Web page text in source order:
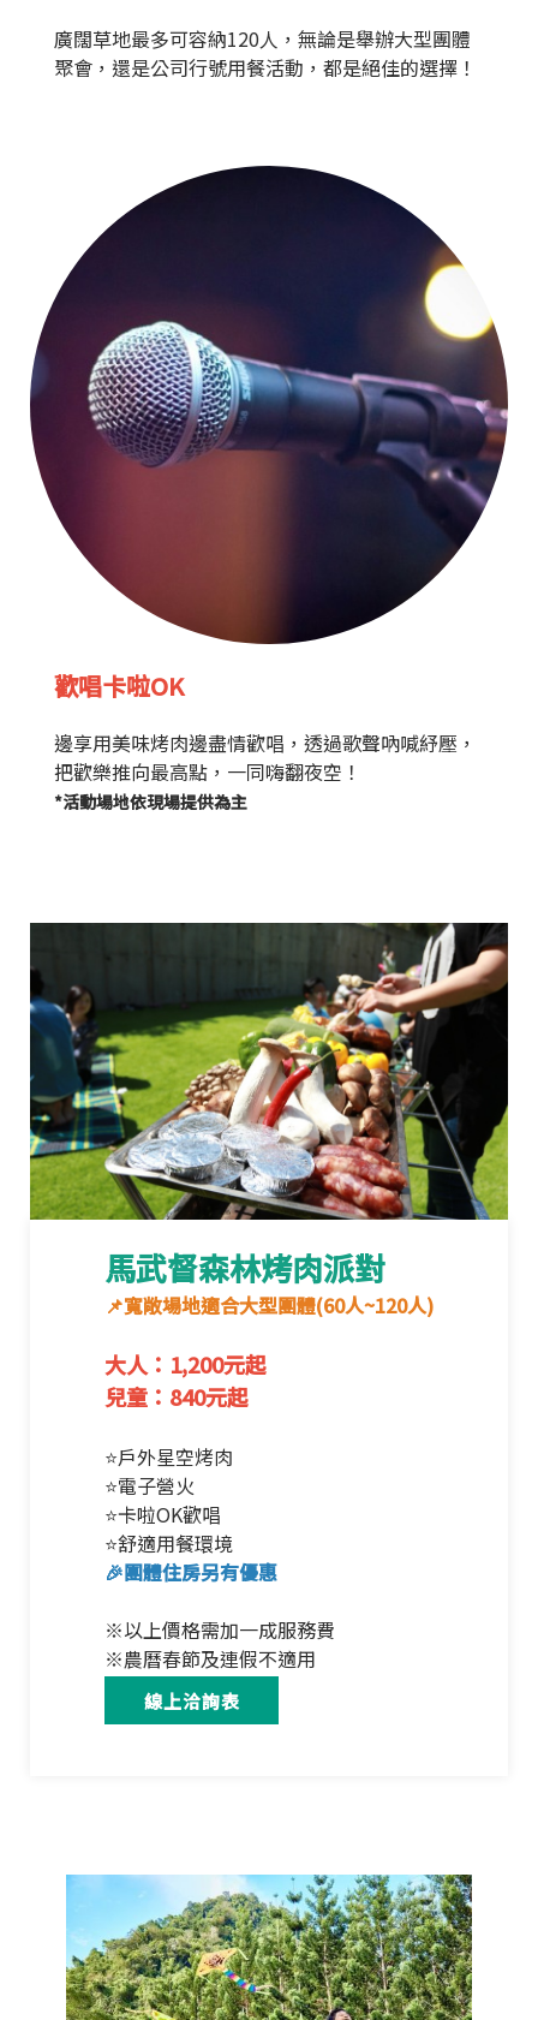
廣闊草地最多可容納120人，無論是舉辦大型團體
聚會，還是公司行號用餐活動，都是絕佳的選擇！
歡唱卡啦OK
邊享用美味烤肉邊盡情歡唱，透過歌聲吶喊紓壓，
把歡樂推向最高點，一同嗨翻夜空！
*活動場地依現場提供為主
馬武督森林烤肉派對
📌寬敞場地適合大型團體(60人~120人)
大人：1,200元起
兒童：840元起
⭐戶外星空烤肉
⭐電子營火
⭐卡啦OK歡唱
⭐舒適用餐環境
🎉團體住房另有優惠
※以上價格需加一成服務費
※農曆春節及連假不適用
線上洽詢表